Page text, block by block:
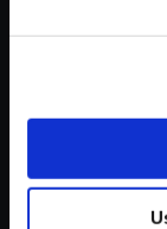
HUNTER R...